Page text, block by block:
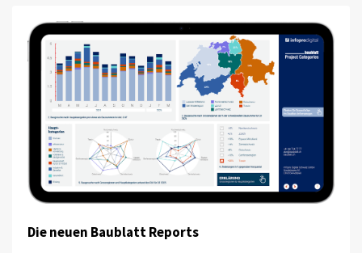
Die neuen Baublatt Reports